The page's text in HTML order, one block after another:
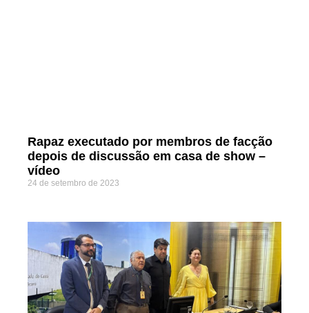
Rapaz executado por membros de facção
depois de discussão em casa de show –
vídeo
24 de setembro de 2023